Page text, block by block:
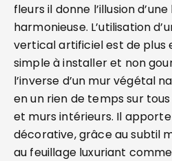
fleurs il donne l’illusion
harmonieuse. L’utilisation
vertical artificiel est de plus
simple à installer et non
l’inverse d’un mur végétal
en un rien de temps sur
et murs intérieurs. Il
décorative, grâce au subtil
au feuillage luxuriant